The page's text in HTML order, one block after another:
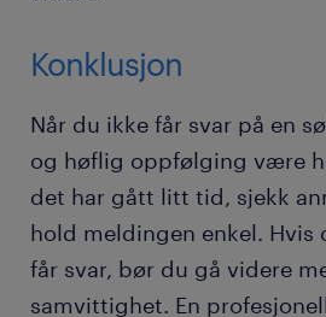
Konklusjon
Når du ikke får svar på en
og høflig oppfølging være
det har gått litt tid, sjekk
hold meldingen enkel. Hvis
får svar, bør du gå videre
samvittighet. En